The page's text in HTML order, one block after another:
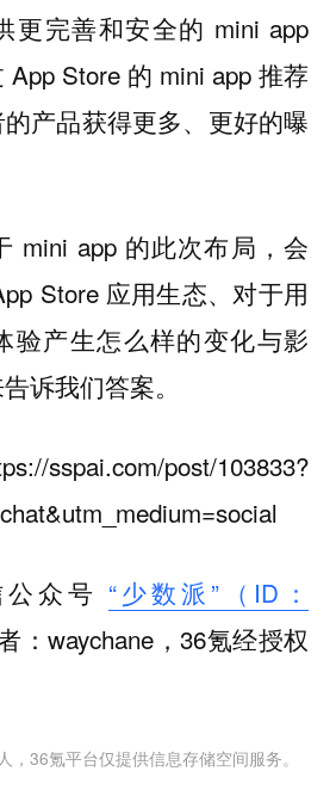
更完善和安全的 mini app
Store 的 mini app 推荐
产品获得更多、更好的曝
mini app 的此次布局，会
Store 应用生态、对于用
验产生怎么样的变化与影
诉我们答案。
sspai.com/post/103833?
众号 “少数派”（ID：
：waychane，36氪经授权
，36氪平台仅提供信息存储空间服务。